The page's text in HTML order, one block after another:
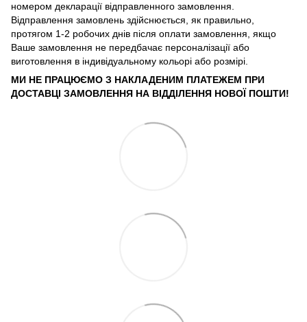
номером декларації відправленного замовлення.
Відправлення замовлень здійснюється, як правильно,
протягом 1-2 робочих днів після оплати замовлення, якщо
Ваше замовлення не передбачає персоналізації або
виготовлення в індивідуальному кольорі або розмірі.
МИ НЕ ПРАЦЮЄМО З НАКЛАДЕНИМ ПЛАТЕЖЕМ ПРИ
ДОСТАВЦІ ЗАМОВЛЕННЯ НА ВІДДІЛЕННЯ НОВОЇ ПОШТИ!